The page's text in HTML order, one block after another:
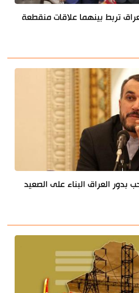
تربط بينهما علاقات منقطعة
بدور العراق البناء على الصعيد